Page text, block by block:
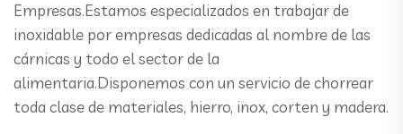
Empresas.Estamos especializados en trabajar de
inoxidable por empresas dedicadas al nombre de las
cárnicas y todo el sector de la
alimentaria.Disponemos con un servicio de chorrear
toda clase de materiales, hierro, inox, corten y madera.